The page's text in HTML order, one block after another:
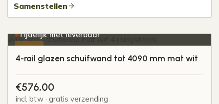
Samenstellen
Tijdelijk niet leverbaar
4-rail glazen schuifwand tot 4090 mm mat wit
€576,00
incl. btw · gratis verzending